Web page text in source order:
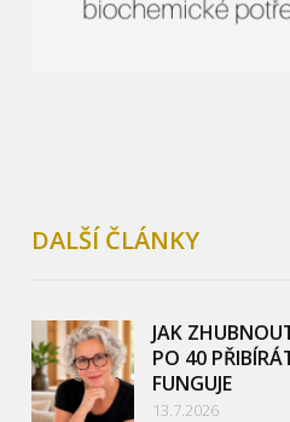
DALŠÍ ČLÁNKY
JAK
PO 40
FUNGUJE
13.7.2026